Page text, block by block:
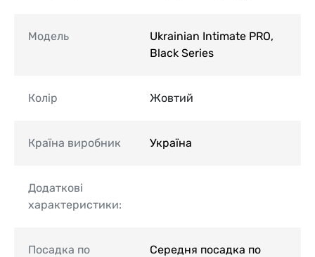
Модель
Ukrainian Intimate PRO,
Black Series
Колір Жовтий
Країна виробник Україна
Додаткові
характеристики:
Посадка по
Середня посадка по